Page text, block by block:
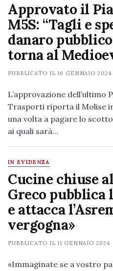
Approvato il
M5S: “Tagli e
danaro
torna al
PUBBLICATO IL16 GENNAIO 2024
L’approvazione dell’ultimo
Trasporti riporta il Molise
una volta a pagare lo
ai quali sarà…
IN EVIDENZA
Cucine chiuse al
Greco pubblica
e attacca
vergogna»
PUBBLICATO IL11 GENNAIO 2024
«Immaginate se a vostro